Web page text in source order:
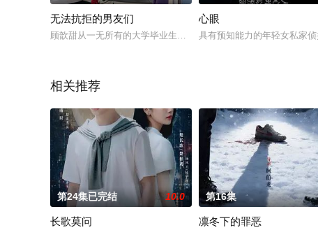
无法抗拒的男友们
顾歆甜从一无所有的大学毕业生，变成一个事业有成、有钱有颜
心眼
具有预知能力的年轻女私家
相关推荐
第24集已完结 10.0
长歌莫问
第16集
凛冬下的罪恶